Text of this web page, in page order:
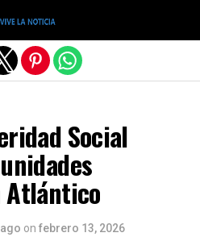
Social
Atlántico
on febrero 13, 2026
versión móvil